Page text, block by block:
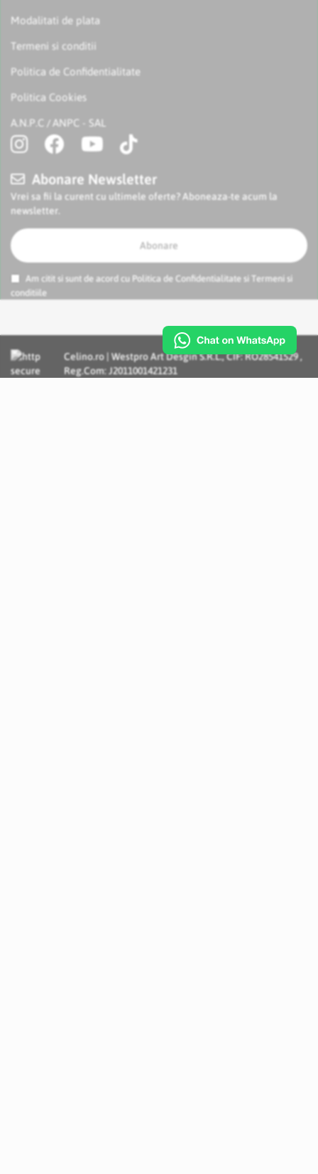
Modalitati de plata
Termeni si conditii
Politica de Confidentialitate
Politica Cookies
A.N.P.C / ANPC - SAL
Abonare Newsletter
Vrei sa fii la curent cu ultimele oferte? Aboneaza-te acum la
newsletter.
Abonare
Am citit si sunt de acord cu Politica de Confidentialitate si
Termeni si
conditiile
Celino.ro | Westpro Art Desgin S.R.L., CIF: RO28541529 ,
Reg.Com: J2011001421231